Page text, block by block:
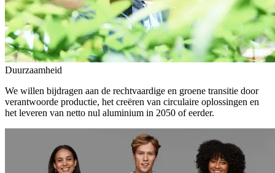
Duurzaamheid
We willen bijdragen aan de rechtvaardige en groene transitie door
verantwoorde productie, het creëren van circulaire oplossingen en
het leveren van netto nul aluminium in 2050 of eerder.